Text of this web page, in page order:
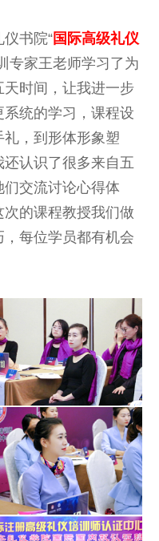
书院“国际高级礼仪
专家王老师学习了为
时间，让我进一步
统的学习，课程设
，到形体形象塑
认识了很多来自五
交流讨论心得体
的课程教授我们做
每位学员都有机会